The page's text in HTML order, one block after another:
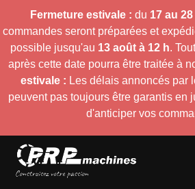
Fermeture estivale : du 17 au
commandes seront préparées et
possible jusqu'au 13 août à 12 h.
après cette date pourra être traitée à
estivale : Les délais annoncés par
peuvent pas toujours être garantis en
d'anticiper vos